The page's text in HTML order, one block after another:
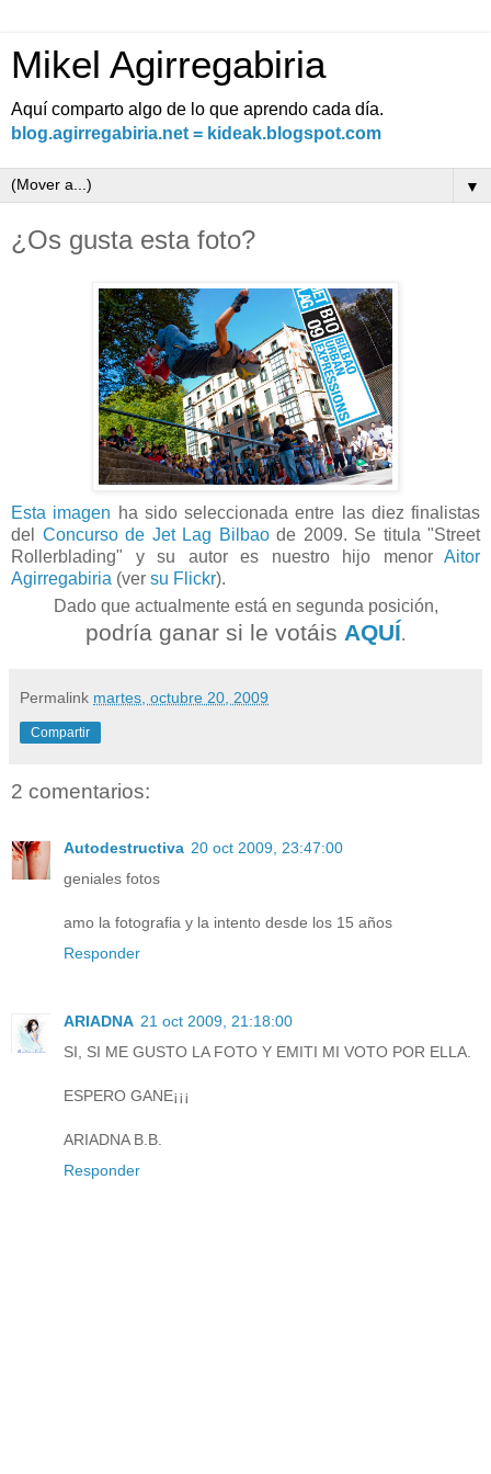
Mikel Agirregabiria
Aquí comparto algo de lo que aprendo cada día.
blog.agirregabiria.net = kideak.blogspot.com
▼
¿Os gusta esta foto?
Esta imagen ha sido seleccionada entre las diez finalistas
del Concurso de Jet Lag Bilbaode 2009. Se titula "Street
Rollerblading" y su autor es nuestro hijo menor Aitor
Agirregabiria (ver su Flickr).
Dado que actualmente está en segunda posición,
podría ganar si le votáis AQUÍ.
Permalink martes, octubre 20, 2009
Compartir
2 comentarios:
Autodestructiva 20 oct 2009, 23:47:00
geniales fotos
amo la fotografia y la intento desde los 15 años
Responder
ARIADNA 21 oct 2009, 21:18:00
SI, SI ME GUSTO LA FOTO Y EMITI MI VOTO POR ELLA.
ESPERO GANE¡¡¡
ARIADNA B.B.
Responder